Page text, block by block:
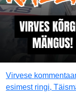
Virvese
esimest ringi,